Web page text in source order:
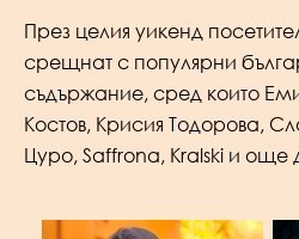
През целия уикенд
срещнат с популярни
съдържание, сред които
Костов, Крисия Тодорова,
Цуро, Saffrona, Kralski и още